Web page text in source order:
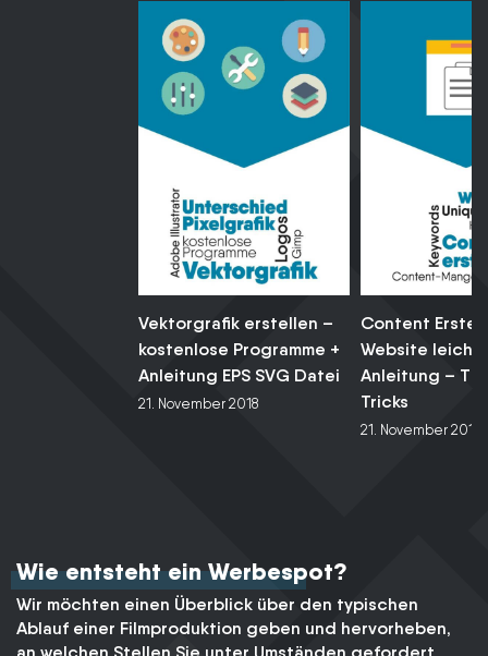
Vektorgrafik erstellen –
kostenlose Programme +
Anleitung EPS SVG Datei
21. November 2018
Content
Website leicht
Anleitung –
Tricks
21. November 2018
Wie entsteht ein Werbespot?
Wir möchten einen Überblick über den typischen
Ablauf einer Filmproduktion geben und hervorheben,